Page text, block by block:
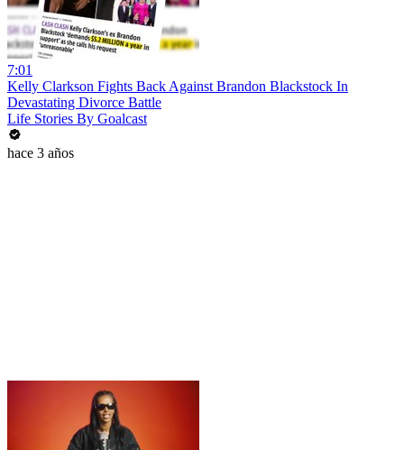
7:01
Kelly Clarkson Fights Back Against Brandon Blackstock In
Devastating Divorce Battle
Life Stories By Goalcast
hace 3 años